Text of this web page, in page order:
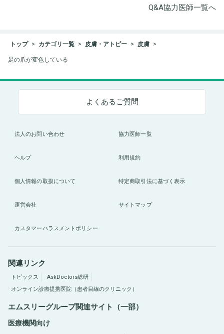
Q&A協力医師一覧へ
トップ カテゴリ一覧 皮膚・アトピー 皮膚
足の爪が変色している
よくあるご質問
法人のお問い合わせ 協力医師一覧
ヘルプ 利用規約
個人情報の取扱について 特定商取引法に基づく表示
運営会社 サイトマップ
カスタマーハラスメントポリシー
関連リンク
トピックス
AskDoctors総研
オンライン診療提携医院（患者目線のクリニック）
エムスリーグループ関連サイト（一部）
医療機関向け